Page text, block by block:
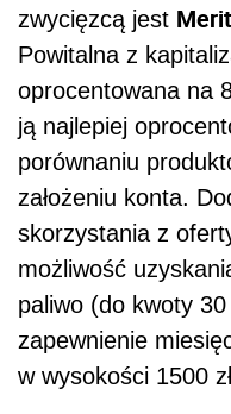
zwycięzcą jest
Powitalna z
oprocentowana na
ją najlepiej
porównaniu
założeniu konta.
skorzystania z
możliwość
paliwo (do kwoty
zapewnienie
w wysokości 1500